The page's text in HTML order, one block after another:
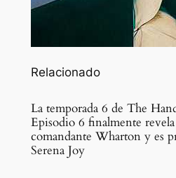
Relacionado
La temporada 6 de The
Episodio 6 finalmente
comandante Wharton y es
Serena Joy